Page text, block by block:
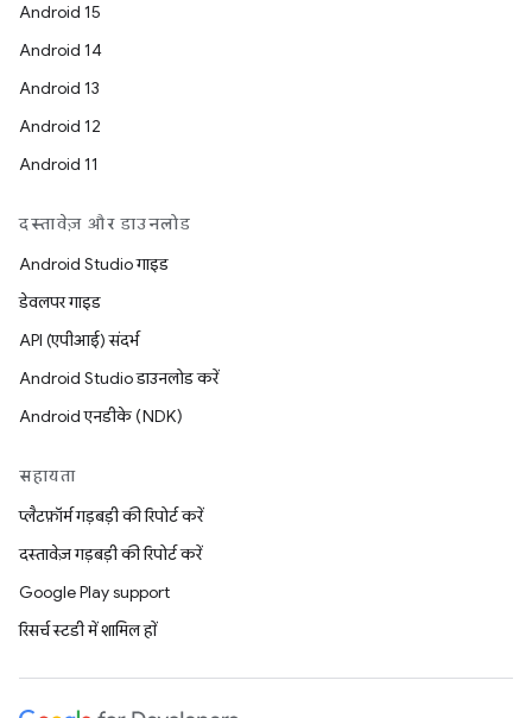
Android 15
Android 14
Android 13
Android 12
Android 11
दस्तावेज़ और डाउनलोड
Android Studio गाइड
डेवलपर गाइड
API (एपीआई) संदर्भ
Android Studio डाउनलोड करें
Android एनडीके (NDK)
सहायता
प्लैटफ़ॉर्म गड़बड़ी की रिपोर्ट करें
दस्तावेज़ गड़बड़ी की रिपोर्ट करें
Google Play support
रिसर्च स्टडी में शामिल हों